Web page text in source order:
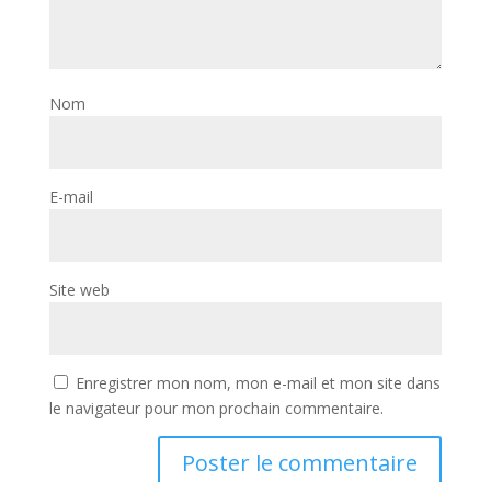
Nom
E-mail
Site web
Enregistrer mon nom, mon e-mail et mon site dans
le navigateur pour mon prochain commentaire.